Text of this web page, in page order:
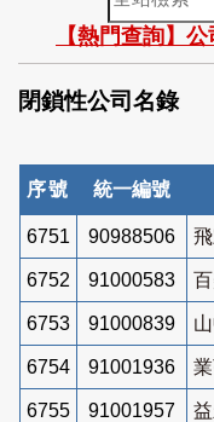
站
檢
索
【熱門查詢】
閉鎖性公司名錄
序號 統一編號
6751 90988506
6752 91000583
6753 91000839
6754 91001936
6755 91001957